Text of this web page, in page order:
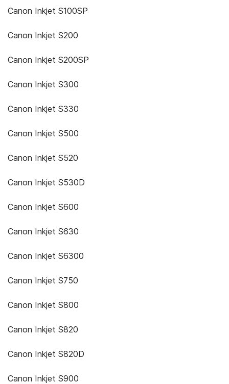
Canon Inkjet S100SP
Canon Inkjet S200
Canon Inkjet S200SP
Canon Inkjet S300
Canon Inkjet S330
Canon Inkjet S500
Canon Inkjet S520
Canon Inkjet S530D
Canon Inkjet S600
Canon Inkjet S630
Canon Inkjet S6300
Canon Inkjet S750
Canon Inkjet S800
Canon Inkjet S820
Canon Inkjet S820D
Canon Inkjet S900